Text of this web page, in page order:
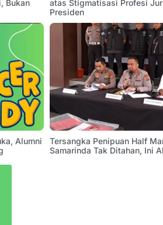
Bukan
atas Stigmatisasi Profesi
Presiden
Alumni
Tersangka Penipuan Half
Samarinda Tak Ditahan, Ini